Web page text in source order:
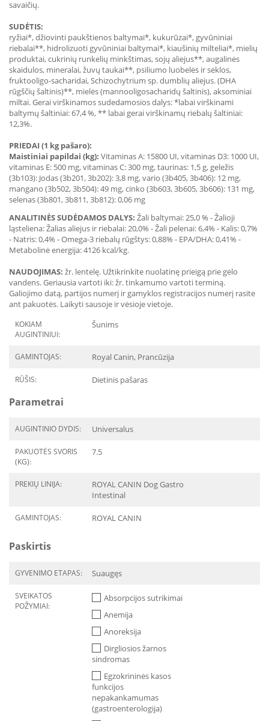
savaičių.
SUDĖTIS:
ryžiai*, džiovinti paukštienos baltymai*, kukurūzai*, gyvūniniai
riebalai**, hidrolizuoti gyvūniniai baltymai*, kiaušinių milteliai*, mielių
produktai, cukrinių runkelių minkštimas, sojų aliejus**, augalinės
skaidulos, mineralai, žuvų taukai**, psiliumo luobelės ir sėklos,
fruktooligo-sacharidai, Schizochytrium sp. dumblių aliejus. (DHA
rūgščių šaltinis)**, mielės (mannooligosacharidų šaltinis), aksominiai
miltai. Gerai virškinamos sudedamosios dalys: *labai virškinami
baltymų šaltiniai: 67,4 %, ** labai gerai virškinamų riebalų šaltiniai:
12,3%.
PRIEDAI (1 kg pašaro):
Maistiniai papildai (kg): Vitaminas A: 15800 UI, vitaminas D3: 1000 UI,
vitaminas E: 500 mg, vitaminas C: 300 mg, taurinas: 1,5 g, geležis
(3b103): Jodas (3b201, 3b202): 3,8 mg, vario (3b405, 3b406): 12 mg,
mangano (3b502, 3b504): 49 mg, cinko (3b603, 3b605, 3b606): 131 mg,
selenas (3b801, 3b811, 3b812): 0,06 mg
ANALITINĖS SUDĖDAMOS DALYS: Žali baltymai: 25,0 % - Žalioji
ląsteliena: Žalias aliejus ir riebalai: 20,0% - Žali pelenai: 6,4% - Kalis: 0,7%
- Natris: 0,4% - Omega-3 riebalų rūgštys: 0,88% - EPA/DHA: 0,41% -
Metabolinė energija: 4126 kcal/kg.
NAUDOJIMAS: žr. lentelę. Užtikrinkite nuolatinę prieigą prie gėlo
vandens. Geriausia vartoti iki: žr. tinkamumo vartoti terminą.
Galiojimo datą, partijos numerį ir gamyklos registracijos numerį rasite
ant pakuotės. Laikyti sausoje ir vėsioje vietoje.
KOKIAM
AUGINTINIUI:
Šunims
GAMINTOJAS: Royal Canin, Prancūzija
RŪŠIS: Dietinis pašaras
Parametrai
AUGINTINIO DYDIS: Universalus
PAKUOTĖS SVORIS
(KG):
7.5
PREKIŲ LINIJA:
ROYAL CANIN Dog Gastro
Intestinal
GAMINTOJAS: ROYAL CANIN
Paskirtis
GYVENIMO ETAPAS: Suaugęs
SVEIKATOS
POŽYMIAI:
Absorpcijos sutrikimai
Anemija
Anoreksija
Dirgliosios žarnos
sindromas
Egzokrininės kasos
funkcijos
nepakankamumas
(gastroenterologija)